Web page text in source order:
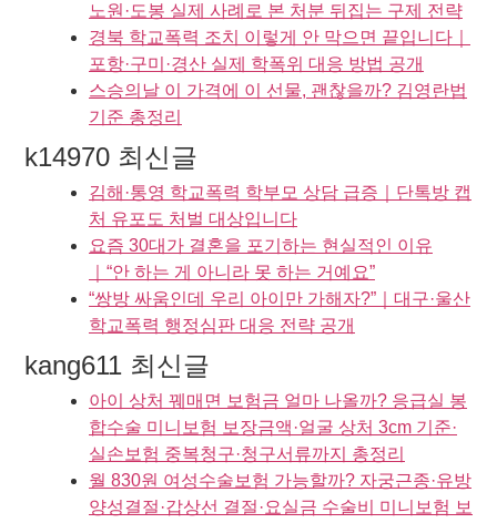
노원·도봉 실제 사례로 본 처분 뒤집는 구제 전략
경북 학교폭력 조치 이렇게 안 막으면 끝입니다｜
포항·구미·경산 실제 학폭위 대응 방법 공개
스승의날 이 가격에 이 선물, 괜찮을까? 김영란법
기준 총정리
k14970 최신글
김해·통영 학교폭력 학부모 상담 급증｜단톡방 캡
처 유포도 처벌 대상입니다
요즘 30대가 결혼을 포기하는 현실적인 이유
｜“안 하는 게 아니라 못 하는 거예요”
“쌍방 싸움인데 우리 아이만 가해자?”｜대구·울산
학교폭력 행정심판 대응 전략 공개
kang611 최신글
아이 상처 꿰매면 보험금 얼마 나올까? 응급실 봉
합수술 미니보험 보장금액·얼굴 상처 3cm 기준·
실손보험 중복청구·청구서류까지 총정리
월 830원 여성수술보험 가능할까? 자궁근종·유방
양성결절·갑상선 결절·요실금 수술비 미니보험 보